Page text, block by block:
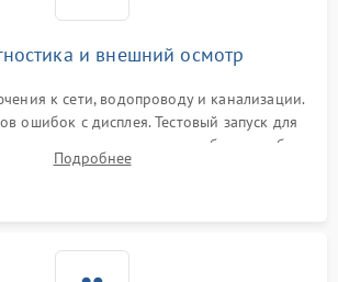
и внешний осмотр
к сети, водопроводу и канализации.
ошибок с дисплея. Тестовый запуск для
шумов, протечек или сбоев в работе
модуля управления.
Подробнее